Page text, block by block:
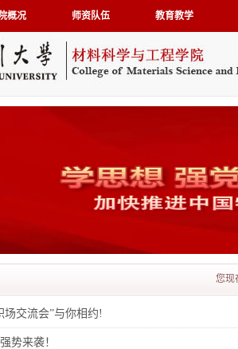
概况 师资队伍 教育教学
您现
场交流会”与你相约!
势来袭！